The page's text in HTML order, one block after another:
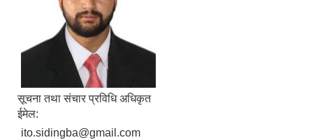
सूचना तथा संचार प्रविधि अधिकृत
ईमेल:
ito.sidingba@gmail.com